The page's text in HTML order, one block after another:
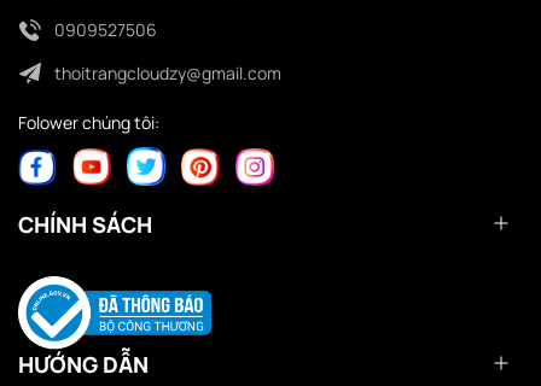
0909527506
thoitrangcloudzy@gmail.com
Folower chúng tôi:
CHÍNH SÁCH
HƯỚNG DẪN